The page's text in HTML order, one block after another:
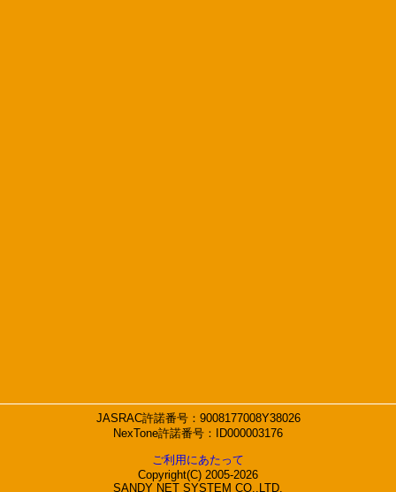
JASRAC許諾番号：9008177008Y38026
NexTone許諾番号：ID000003176
ご利用にあたって
Copyright(C) 2005-2026
SANDY NET SYSTEM CO.,LTD.